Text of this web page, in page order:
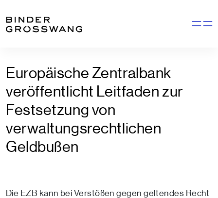
Europäische Zentralbank
veröffentlicht Leitfaden zur
Festsetzung von
verwaltungsrechtlichen
Geldbußen
Die EZB kann bei Verstößen gegen geltendes Recht